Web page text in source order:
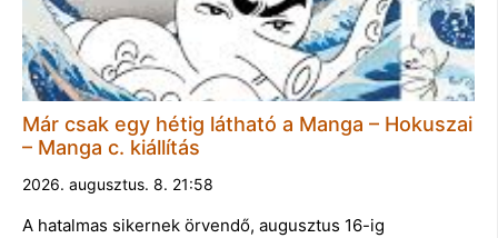
Már csak egy hétig látható a Manga – Hokuszai
– Manga c. kiállítás
2026. augusztus. 8. 21:58
A hatalmas sikernek örvendő, augusztus 16-ig